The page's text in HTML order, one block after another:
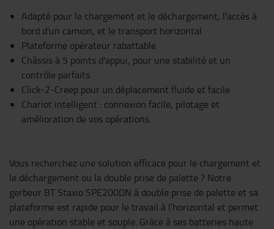
Adapté pour le chargement et le déchargement, l'accès à
bord d'un camion, et le transport horizontal
Plateforme opérateur rabattable
Châssis à 5 points d'appui, pour une stabilité et un
contrôle parfaits
Click-2-Creep pour un déplacement fluide et facile
Chariot intelligent : connexion facile, pilotage et
amélioration de vos opérations.
Vous recherchez une solution efficace pour le chargement et
le déchargement ou la double prise de palette ? Notre
gerbeur BT Staxio SPE200DN à double prise de palette et sa
plateforme est rapide pour le travail à l’horizontal et permet
une opération stable et souple. Grâce à ses batteries haute